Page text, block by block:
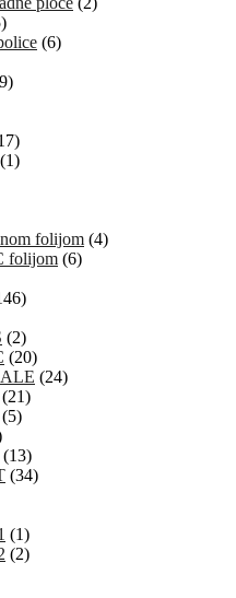
(6)
(1)
folijom (4)
folijom (6)
(2)
(20)
(24)
(21)
(5)
(13)
(34)
(1)
(2)